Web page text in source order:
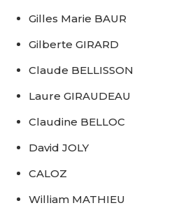
Gilles Marie BAUR
Gilberte GIRARD
Claude BELLISSON
Laure GIRAUDEAU
Claudine BELLOC
David JOLY
CALOZ
William MATHIEU